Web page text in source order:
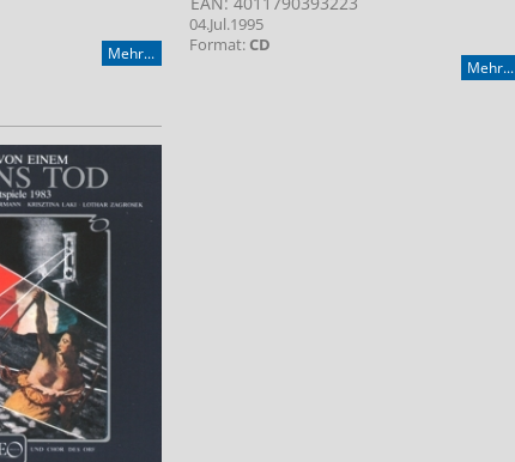
Mehr...
04.Jul.1995
Format:CD
Mehr...